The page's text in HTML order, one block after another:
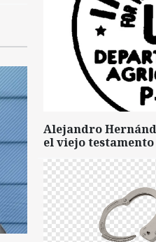
Alejandro
el viejo testamento